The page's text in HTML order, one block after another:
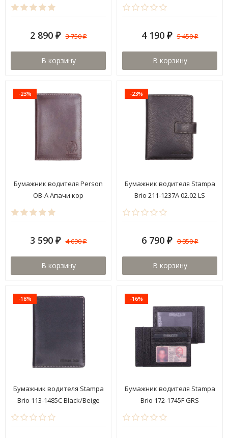
2 890 ₽ 3 750₽
В корзину
4 190 ₽ 5 450₽
В корзину
-23%
Бумажник водителя Person
ОВ-А Апачи кор
3 590 ₽ 4 690₽
В корзину
-23%
Бумажник водителя Stampa
Brio 211-1237A 02.02 LS
6 790 ₽ 8 850₽
В корзину
-18%
Бумажник водителя Stampa
Brio 113-1485C Black/Beige
-16%
Бумажник водителя Stampa
Brio 172-1745F GRS